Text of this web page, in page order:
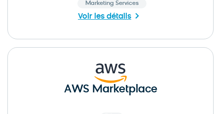
Marketing Services
Voir les détails
AWS Marketplace